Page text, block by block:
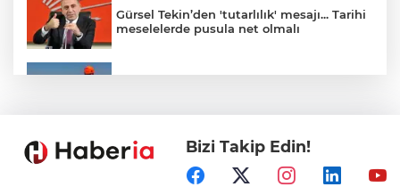
Gürsel Tekin’den 'tutarlılık' mesajı... Tarihi
meselelerde pusula net olmalı
Samsun’da Alaçam'a yeni yaşam alanı
Bizi Takip Edin!